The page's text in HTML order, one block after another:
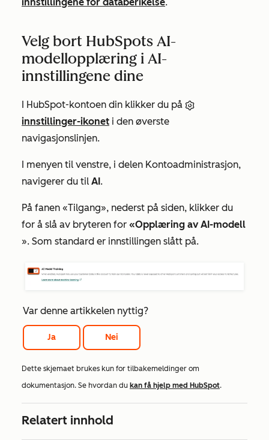
Velg bort HubSpots AI-
modellopplæring i AI-
innstillingene dine
I HubSpot-kontoen din klikker du på
innstillinger-ikonet i den øverste
navigasjonslinjen.
I menyen til venstre, i delen Kontoadministrasjon,
navigerer du til AI.
På fanen «Tilgang», nederst på siden, klikker du
for å slå av bryteren for «Opplæring av AI-modell
». Som standard er innstillingen slått på.
Var denne artikkelen nyttig?
Ja Nei
Dette skjemaet brukes kun for tilbakemeldinger om
dokumentasjon. Se hvordan du kan få hjelp med HubSpot.
Relatert innhold